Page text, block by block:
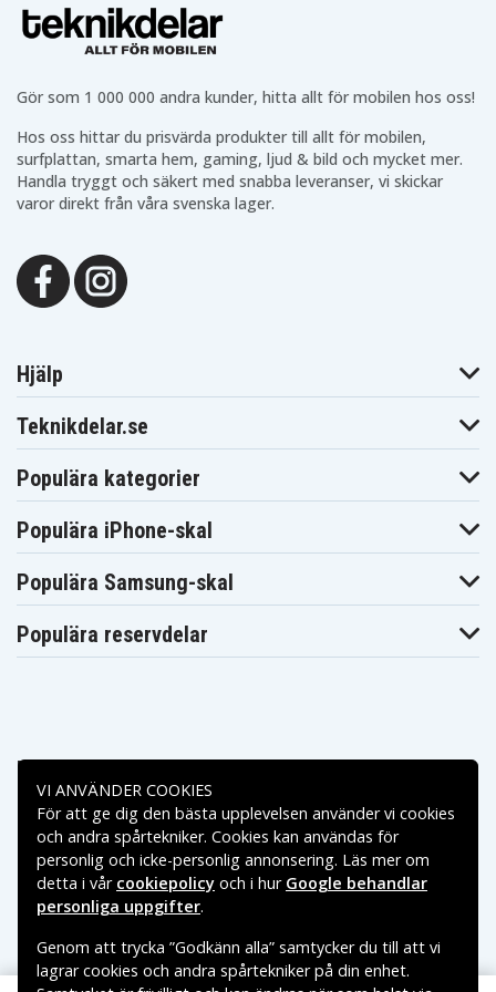
Gör som 1 000 000 andra kunder, hitta allt för mobilen hos oss!
Hos oss hittar du prisvärda produkter till allt för mobilen,
surfplattan, smarta hem, gaming, ljud & bild och mycket mer.
Handla tryggt och säkert med snabba leveranser, vi skickar
varor direkt från våra svenska lager.
Hjälp
Teknikdelar.se
Populära kategorier
Populära iPhone-skal
Populära Samsung-skal
Populära reservdelar
Betalningsalternativ
Leveransalternativ
VI ANVÄNDER COOKIES
För att ge dig den bästa upplevelsen använder vi cookies
och andra spårtekniker. Cookies kan användas för
personlig och icke-personlig annonsering. Läs mer om
detta i vår cookiepolicy och i hur Google behandlar
personliga uppgifter.
Genom att trycka ”Godkänn alla” samtycker du till att vi
lagrar cookies och andra spårtekniker på din enhet.